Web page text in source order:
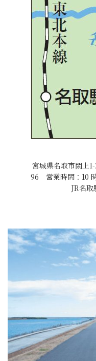
宮城県名取市閖上
96 営業時間：10
JR名